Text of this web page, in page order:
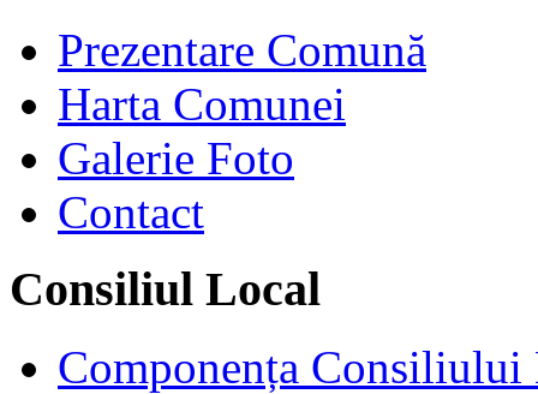
Prezentare Comună
Harta Comunei
Galerie Foto
Contact
Consiliul Local
Componența Consiliului